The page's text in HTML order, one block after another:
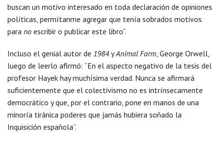
buscan un motivo interesado en toda declaración de opiniones
políticas, permítanme agregar que tenía sobrados motivos
para no escribir o publicar este libro”.
Incluso el genial autor de 1984yAnimal Farm , George Orwell,
luego de leerlo afirmó: “En el aspecto negativo de la tesis del
profesor Hayek hay muchísima verdad. Nunca se afirmará
suficientemente que el colectivismo no es intrínsecamente
democrático y que, por el contrario, pone en manos de una
minoría tiránica poderes que jamás hubiera soñado la
Inquisición española”.